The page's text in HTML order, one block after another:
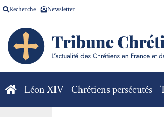
Recherche Newsletter
Léon XIV Chrétiens persécutés